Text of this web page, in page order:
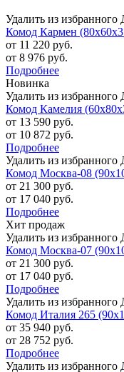
Удалить из избранного
Комод Кармен
от 11 220 руб.
от 8 976 руб.
Подробнее
Новинка
Удалить из избранного
Комод Камелия
от 13 590 руб.
от 10 872 руб.
Подробнее
Удалить из избранного
Комод Москва-08
от 21 300 руб.
от 17 040 руб.
Подробнее
Хит продаж
Удалить из избранного
Комод Москва-07
от 21 300 руб.
от 17 040 руб.
Подробнее
Удалить из избранного
Комод Италия 265
от 35 940 руб.
от 28 752 руб.
Подробнее
Удалить из избранного